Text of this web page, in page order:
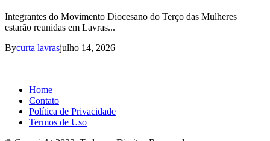
Integrantes do Movimento Diocesano do Terço das Mulheres
estarão reunidas em Lavras...
Bycurta lavrasjulho 14, 2026
Home
Contato
Política de Privacidade
Termos de Uso